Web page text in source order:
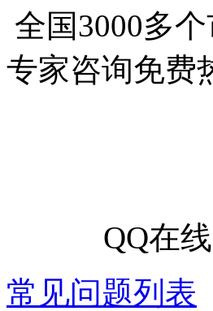
全国3000多
专家咨询免费
QQ在
常见问题列表